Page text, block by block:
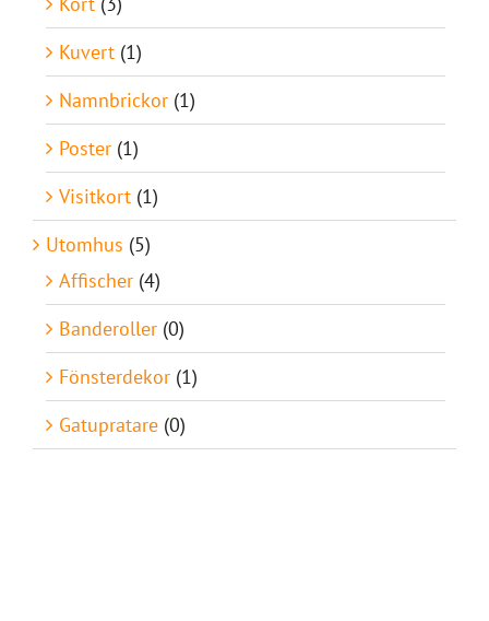
Kuvert (1)
Namnbrickor (1)
Poster (1)
Visitkort (1)
Utomhus (5)
Affischer (4)
Banderoller (0)
Fönsterdekor (1)
Gatupratare (0)